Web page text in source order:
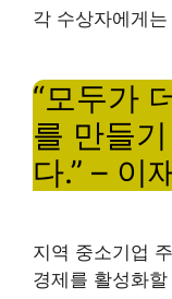
각 수상자에게
“모두가
를 만들
다.” – 이
지역 중소기업
경제를 활성화